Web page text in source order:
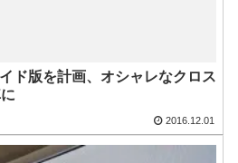
ド版を計画、オシャレなクロス
2016.12.01